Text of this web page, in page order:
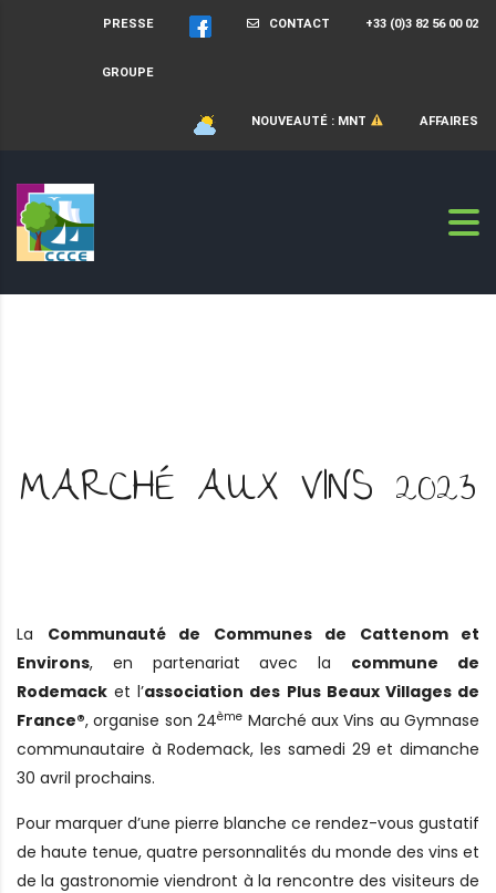
+33 (0)3 82 56 00 02
CONTACT
PRESSE
GROUPE
AFFAIRES
NOUVEAUTÉ : MNT
MARCHÉ AUX VINS 2023
La Communauté de Communes de Cattenom et
Environs, en partenariat avec la commune de
Rodemack et l’association des Plus Beaux Villages de
France®, organise son 24ème Marché aux Vins au Gymnase
communautaire à Rodemack, les samedi 29 et dimanche
30 avril prochains.
Pour marquer d’une pierre blanche ce rendez-vous gustatif
de haute tenue, quatre personnalités du monde des vins et
de la gastronomie viendront à la rencontre des visiteurs de